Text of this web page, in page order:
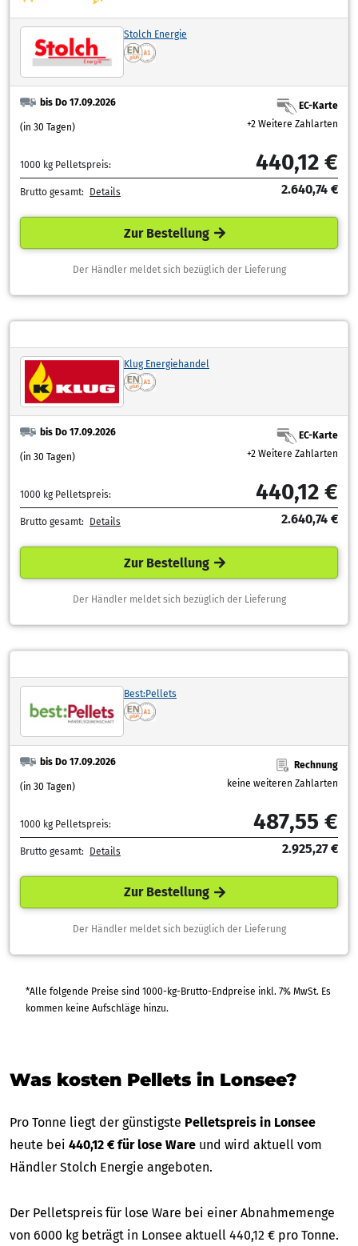
Stolch Energie
bis Do 17.09.2026
(in 30 Tagen)
EC-Karte
+2 Weitere Zahlarten
1000 kg Pelletspreis: 440,12 €
Brutto gesamt: Details 2.640,74 €
Zur Bestellung
Der Händler meldet sich bezüglich der Lieferung
Klug Energiehandel
bis Do 17.09.2026
(in 30 Tagen)
EC-Karte
+2 Weitere Zahlarten
1000 kg Pelletspreis: 440,12 €
Brutto gesamt: Details 2.640,74 €
Zur Bestellung
Der Händler meldet sich bezüglich der Lieferung
Best:Pellets
bis Do 17.09.2026
(in 30 Tagen)
Rechnung
keine weiteren Zahlarten
1000 kg Pelletspreis: 487,55 €
Brutto gesamt: Details 2.925,27 €
Zur Bestellung
Der Händler meldet sich bezüglich der Lieferung
*Alle folgende Preise sind 1000-kg-Brutto-Endpreise inkl. 7% MwSt. Es
kommen keine Aufschläge hinzu.
Was kosten Pellets in Lonsee?
Pro Tonne liegt der günstigste Pelletspreis in Lonsee
heute bei 440,12 € für lose Ware und wird aktuell vom
Händler Stolch Energie angeboten.
Der Pelletspreis für lose Ware bei einer Abnahmemenge
von 6000 kg beträgt in Lonsee aktuell 440,12 € pro Tonne.